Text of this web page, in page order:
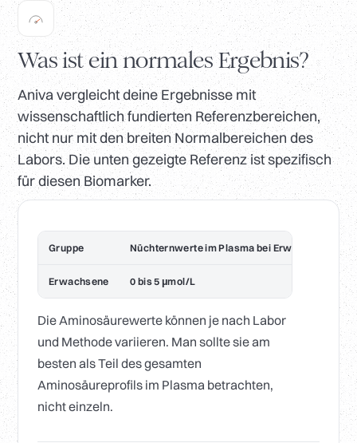
Was ist ein normales Ergebnis?
Aniva vergleicht deine Ergebnisse mit
wissenschaftlich fundierten Referenzbereichen,
nicht nur mit den breiten Normalbereichen des
Labors. Die unten gezeigte Referenz ist spezifisch
für diesen Biomarker.
Gruppe Nüchternwerte im Plasma bei Erwachsenen
Erwachsene 0 bis 5 µmol/L
Die Aminosäurewerte können je nach Labor
und Methode variieren. Man sollte sie am
besten als Teil des gesamten
Aminosäureprofils im Plasma betrachten,
nicht einzeln.